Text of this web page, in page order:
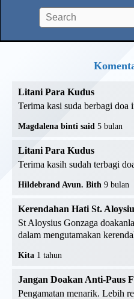
Litani Para Kudus
Terima kasi suda berbagi doa
Magdalena binti said 5 bulan
Litani Para Kudus
Terima kasih sudah terbagi
Hildebrand Avun. Bith 9 bulan
Kerendahan Hati St.
St Aloysius Gonzaga
dalam mengutamakan
Kita 1 tahun
Jangan Doakan Anti-Paus
Pengamatan menarik. Lebih